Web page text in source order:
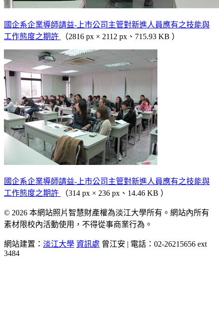
國企系企業導師請益-上市公司主管對新進人員應有之技能與
工作態度之期許
（2816 px × 2112 px、715.93 KB ）
國企系企業導師請益-上市公司主管對新進人員應有之技能與
工作態度之期許
（314 px × 236 px、14.46 KB ）
© 2026 本網站照片智慧財產權為淡江大學所有。網站內所有
素材限校內活動使用，不得從事商業行為。
網站建置： 淡江大學 資訊處 曾江安 | 電話：02-26215656 ext
3484